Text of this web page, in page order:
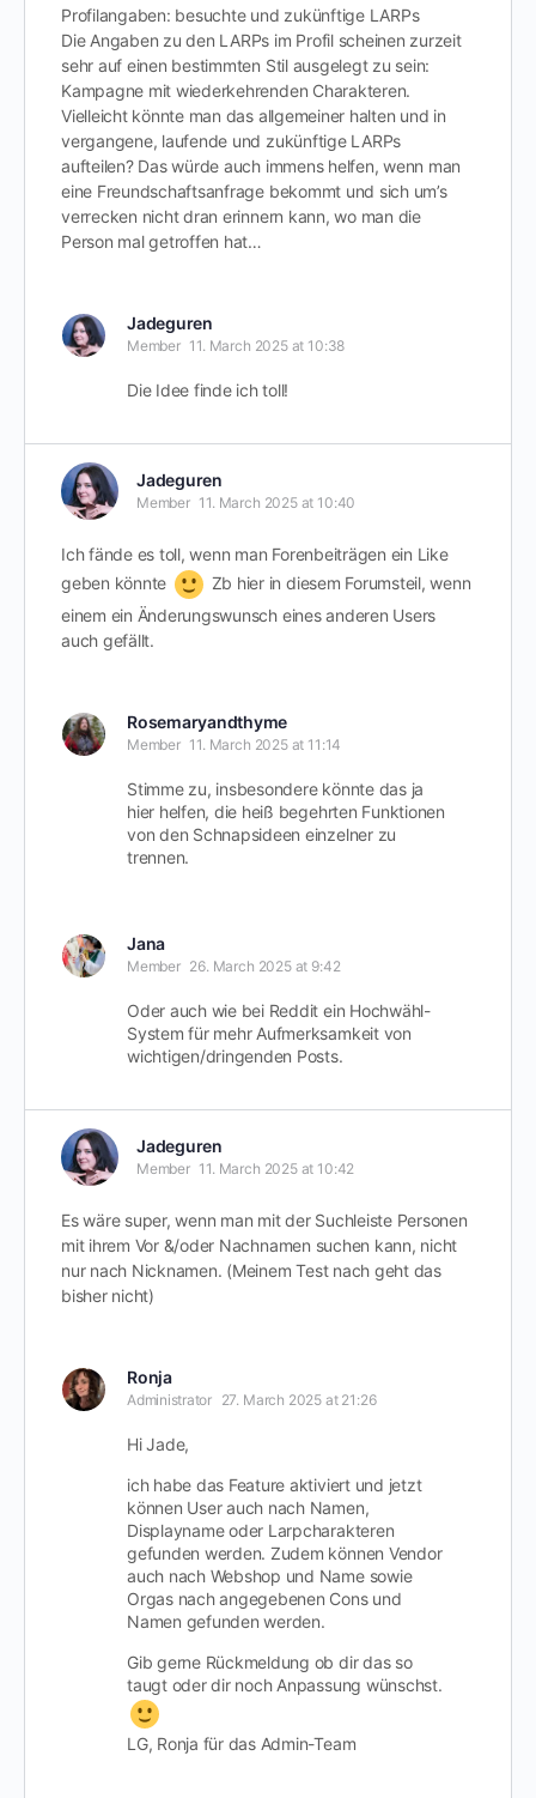
Profilangaben: besuchte und zukünftige LARPs
Die Angaben zu den LARPs im Profil scheinen zurzeit
sehr auf einen bestimmten Stil ausgelegt zu sein:
Kampagne mit wiederkehrenden Charakteren.
Vielleicht könnte man das allgemeiner halten und in
vergangene, laufende und zukünftige LARPs
aufteilen? Das würde auch immens helfen, wenn man
eine Freundschaftsanfrage bekommt und sich um’s
verrecken nicht dran erinnern kann, wo man die
Person mal getroffen hat…
Jadeguren
Member 11. March 2025 at 10:38
Die Idee finde ich toll!
Jadeguren
Member 11. March 2025 at 10:40
Ich fände es toll, wenn man Forenbeiträgen ein Like
geben könnte
Zb hier in diesem Forumsteil, wenn
einem ein Änderungswunsch eines anderen Users
auch gefällt.
Rosemaryandthyme
Member 11. March 2025 at 11:14
Stimme zu, insbesondere könnte das ja
hier helfen, die heiß begehrten Funktionen
von den Schnapsideen einzelner zu
trennen.
Jana
Member 26. March 2025 at 9:42
Oder auch wie bei Reddit ein Hochwähl-
System für mehr Aufmerksamkeit von
wichtigen/dringenden Posts.
Jadeguren
Member 11. March 2025 at 10:42
Es wäre super, wenn man mit der Suchleiste Personen
mit ihrem Vor &/oder Nachnamen suchen kann, nicht
nur nach Nicknamen. (Meinem Test nach geht das
bisher nicht)
Ronja
Administrator 27. March 2025 at 21:26
Hi Jade,
ich habe das Feature aktiviert und jetzt
können User auch nach Namen,
Displayname oder Larpcharakteren
gefunden werden. Zudem können Vendor
auch nach Webshop und Name sowie
Orgas nach angegebenen Cons und
Namen gefunden werden.
Gib gerne Rückmeldung ob dir das so
taugt oder dir noch Anpassung wünschst.
LG, Ronja für das Admin-Team